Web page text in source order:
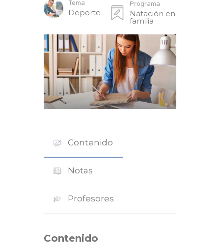
Tema
Deporte
Programa
Natación en
familia
Contenido
Notas
Profesores
Contenido